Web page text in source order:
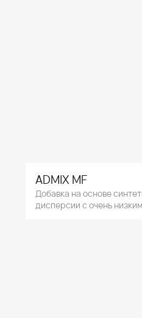
ADMIX MF
Добавка на основе
дисперсии с очень